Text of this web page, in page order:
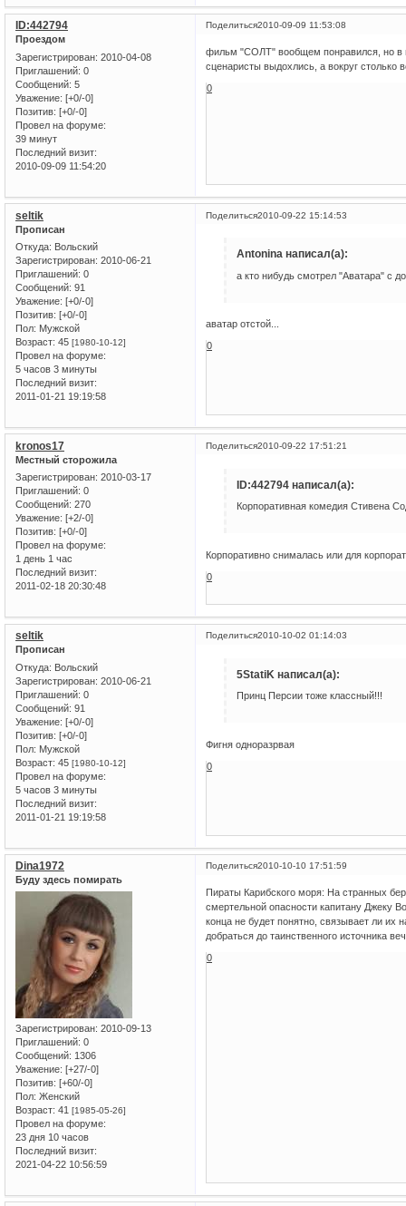
Поделиться2010-09-09 11:53:08
ID:442794
Проездом
Зарегистрирован: 2010-04-08
Приглашений: 0
Сообщений: 5
Уважение: [+0/-0]
Позитив: [+0/-0]
Провел на форуме:
39 минут
Последний визит:
2010-09-09 11:54:20
фильм "СОЛТ" вообщем понравился, но в
сценаристы выдохлись, а вокруг столько
0
Поделиться2010-09-22 15:14:53
seltik
Прописан
Откуда: Вольский
Зарегистрирован: 2010-06-21
Приглашений: 0
Сообщений: 91
Уважение: [+0/-0]
Позитив: [+0/-0]
Пол: Мужской
Возраст: 45 [1980-10-12]
Провел на форуме:
5 часов 3 минуты
Последний визит:
2011-01-21 19:19:58
Antonina написал(а):
а кто нибудь смотрел "Аватара" с
аватар отстой...
0
Поделиться2010-09-22 17:51:21
kronos17
Местный сторожила
Зарегистрирован: 2010-03-17
Приглашений: 0
Сообщений: 270
Уважение: [+2/-0]
Позитив: [+0/-0]
Провел на форуме:
1 день 1 час
Последний визит:
2011-02-18 20:30:48
ID:442794 написал(а):
Корпоративная комедия Стивена
Корпоративно снималась или для
0
Поделиться2010-10-02 01:14:03
seltik
Прописан
Откуда: Вольский
Зарегистрирован: 2010-06-21
Приглашений: 0
Сообщений: 91
Уважение: [+0/-0]
Позитив: [+0/-0]
Пол: Мужской
Возраст: 45 [1980-10-12]
Провел на форуме:
5 часов 3 минуты
Последний визит:
2011-01-21 19:19:58
5StatiK написал(а):
Принц Персии тоже классный!!!
Фигня одноразрвая
0
Поделиться2010-10-10 17:51:59
Dina1972
Буду здесь помирать
Зарегистрирован: 2010-09-13
Приглашений: 0
Сообщений: 1306
Уважение: [+27/-0]
Позитив: [+60/-0]
Пол: Женский
Возраст: 41 [1985-05-26]
Провел на форуме:
23 дня 10 часов
Последний визит:
2021-04-22 10:56:59
Пираты Карибского моря: На странных
смертельной опасности капитану Джеку
конца не будет понятно, связывает ли
добраться до таинственного источника
0